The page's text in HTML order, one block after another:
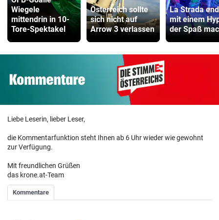
Wiegele
mittendrin in 10-
Tore-Spektakel
Österreich sollte
sich nicht auf
Arrow 3 verlassen
La Strada
mit einem
der Spaß
Liebe Leserin, lieber Leser,
die Kommentarfunktion steht Ihnen ab 6 Uhr wieder wie gewohnt
zur Verfügung.
Mit freundlichen Grüßen
das krone.at-Team